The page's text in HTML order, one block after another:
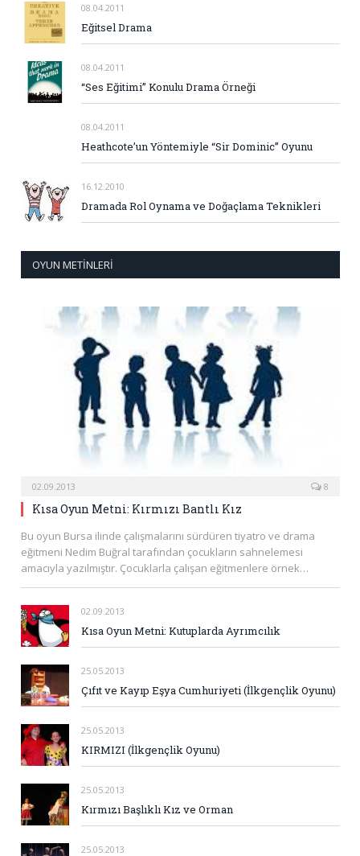
08.04.2011
Eğitsel Drama
08.04.2011
“Ses Eğitimi” Konulu Drama Örneği
08.04.2011
Heathcote’un Yöntemiyle “Sir Dominic” Oyunu
16.12.2010
Dramada Rol Oynama ve Doğaçlama Teknikleri
OYUN METINLERI
02.09.2013 8
Kısa Oyun Metni: Kırmızı Bantlı Kız
Bu oyun Bursa ilinde çalışmalarını sürdüren tiyatro ve drama
eğitmeni Nedim Buğral tarafından çocukların sahnelemesi
amacıyla yazılmıştır. Çocuklarla çalışan eğitmenlere örnek…
02.09.2013
Kısa Oyun Metni: Kutuplarda Ayrımcılık
25.05.2013
Çıfıt ve Kayıp Eşya Cumhuriyeti (İlkgençlik Oyunu)
25.05.2013
KIRMIZI (İlkgençlik Oyunu)
25.05.2013
Kırmızı Başlıklı Kız ve Orman
25.05.2013